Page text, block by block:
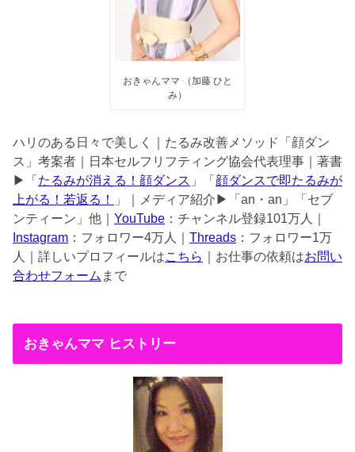
おきゃんママ （加藤 ひと
み）
ハリのある日々で美しく｜たるみ改善メソッド「顔ダン
ス」考案者｜日本セルフリフティング協会代表理事｜著書
▶︎「 たるみが消える！顔ダンス 」「 顔ダンスで即たるみが
上がる！若返る！
」｜メディア紹介▶︎「an・an」「セブ
ンティーン」他｜ YouTube ：チャンネル登録101万人｜
Instagram ：フォロワー4万人｜ Threads ：フォロワー1万
人｜詳しいプロフィールはこちら ｜お仕事の依頼はお問い
合わせフォーム まで
おきゃんママ ヒストリー